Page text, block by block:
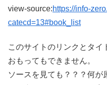
view-source:https://info-
catecd=13#book_list
このサイトのリンクとタイ
おもってもできません。
ソースを見ても？？？何が